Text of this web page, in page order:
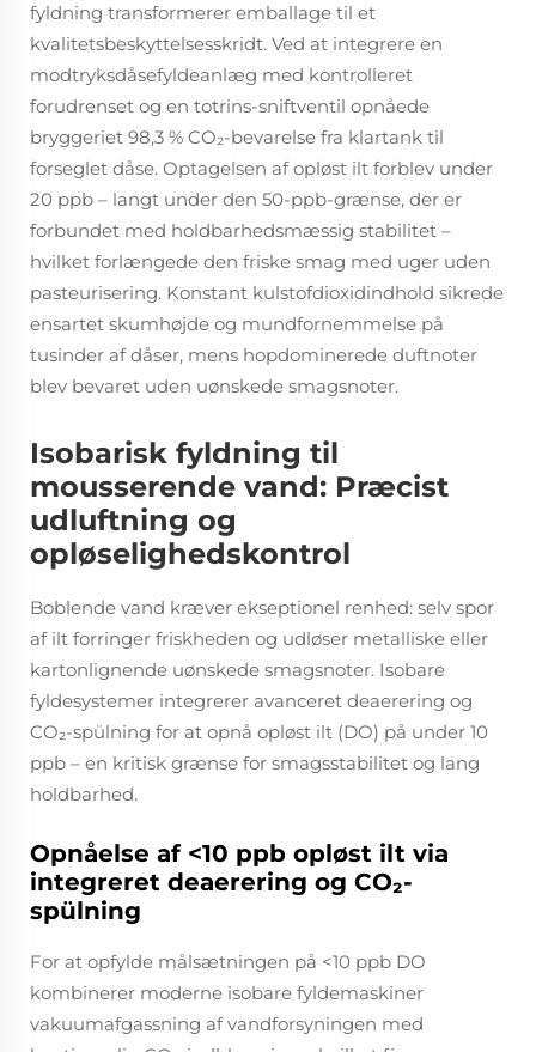
fyldning transformerer emballage til et
kvalitetsbeskyttelsesskridt. Ved at integrere en
modtryksdåsefyldeanlæg med kontrolleret
forudrenset og en totrins-sniftventil opnåede
bryggeriet 98,3 % CO₂-bevarelse fra klartank til
forseglet dåse. Optagelsen af opløst ilt forblev under
20 ppb – langt under den 50-ppb-grænse, der er
forbundet med holdbarhedsmæssig stabilitet –
hvilket forlængede den friske smag med uger uden
pasteurisering. Konstant kulstofdioxidindhold sikrede
ensartet skumhøjde og mundfornemmelse på
tusinder af dåser, mens hopdominerede duftnoter
blev bevaret uden uønskede smagsnoter.
Isobarisk fyldning til
mousserende vand: Præcist
udluftning og
opløselighedskontrol
Boblende vand kræver ekseptionel renhed: selv spor
af ilt forringer friskheden og udløser metalliske eller
kartonlignende uønskede smagsnoter. Isobare
fyldesystemer integrerer avanceret deaerering og
CO₂-spülning for at opnå opløst ilt (DO) på under 10
ppb – en kritisk grænse for smagsstabilitet og lang
holdbarhed.
Opnåelse af <10 ppb opløst ilt via
integreret deaerering og CO₂-
spülning
For at opfylde målsætningen på <10 ppb DO
kombinerer moderne isobare fyldemaskiner
vakuumafgassning af vandforsyningen med